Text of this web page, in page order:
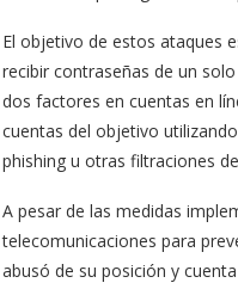
El objetivo de estos ataques
recibir contraseñas de un
dos factores en cuentas en
cuentas del objetivo
phishing u otras filtraciones
A pesar de las medidas
telecomunicaciones para
abusó de su posición y